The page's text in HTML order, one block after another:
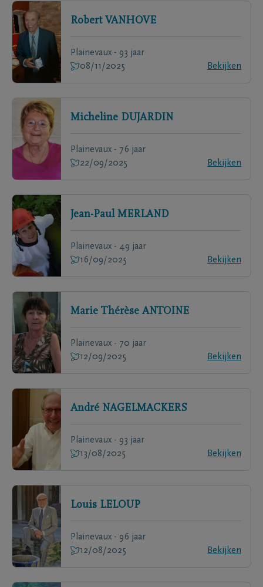
Robert VANHOVE
Plainevaux - 93 jaar
08/11/2025
Bekijken
Micheline DUJARDIN
Plainevaux - 76 jaar
22/09/2025
Bekijken
Jean-Paul MERLAND
Plainevaux - 49 jaar
16/09/2025
Bekijken
Marie Thérèse ANTOINE
Plainevaux - 70 jaar
12/09/2025
Bekijken
André NAGELMACKERS
Plainevaux - 93 jaar
13/08/2025
Bekijken
Louis LELOUP
Plainevaux - 96 jaar
12/08/2025
Bekijken